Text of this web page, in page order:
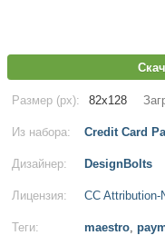
Размер (px): 82x128
Из набора: Credit Card
Дизайнер: DesignBolts
Лицензия: CC Attribution-
Теги: maestro,